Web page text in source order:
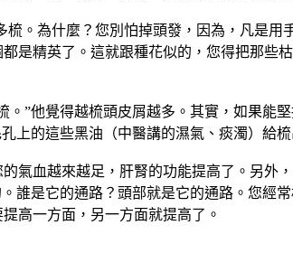
。為什麼？您別怕掉頭發，因為，凡是
是精英了。這就跟種花似的，您得把那些
”他覺得越梳頭皮屑越多。其實，如果能
上的這些黑油（中醫講的濕氣、痰濁）給
氣血越來越足，肝腎的功能提高了。另外
誰是它的通路？頭部就是它的通路。您經
高一方面，另一方面就提高了。